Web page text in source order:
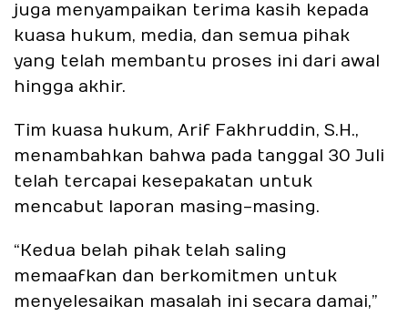
juga menyampaikan terima kasih kepada
kuasa hukum, media, dan semua pihak
yang telah membantu proses ini dari awal
hingga akhir.
Tim kuasa hukum, Arif Fakhruddin, S.H.,
menambahkan bahwa pada tanggal 30 Juli
telah tercapai kesepakatan untuk
mencabut laporan masing-masing.
“Kedua belah pihak telah saling
memaafkan dan berkomitmen untuk
menyelesaikan masalah ini secara damai,”